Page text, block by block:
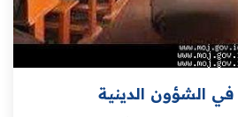
الشؤون الدينية